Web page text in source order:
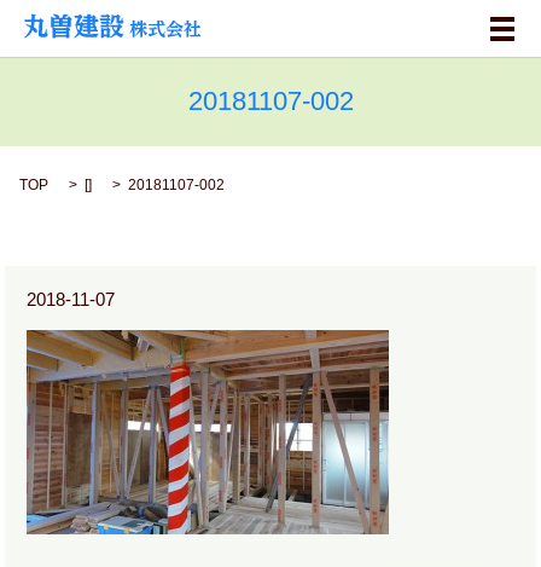
メ
20181107-002
TOP [] 20181107-002
2018-11-07